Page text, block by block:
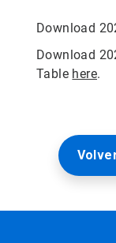
Download
Download
Table here.